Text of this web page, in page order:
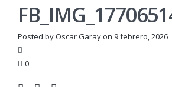
Posted by Oscar Garay on 9 febrero, 2026
0